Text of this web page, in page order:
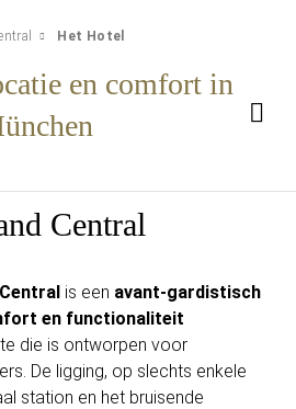
Het Hotel
en comfort in
Central
is een avant-gardistisch
en functionaliteit
die is ontworpen voor
De ligging, op slechts enkele
station en het bruisende